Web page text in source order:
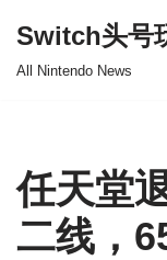
Switch头号
All Nintendo News
任天堂
二线，